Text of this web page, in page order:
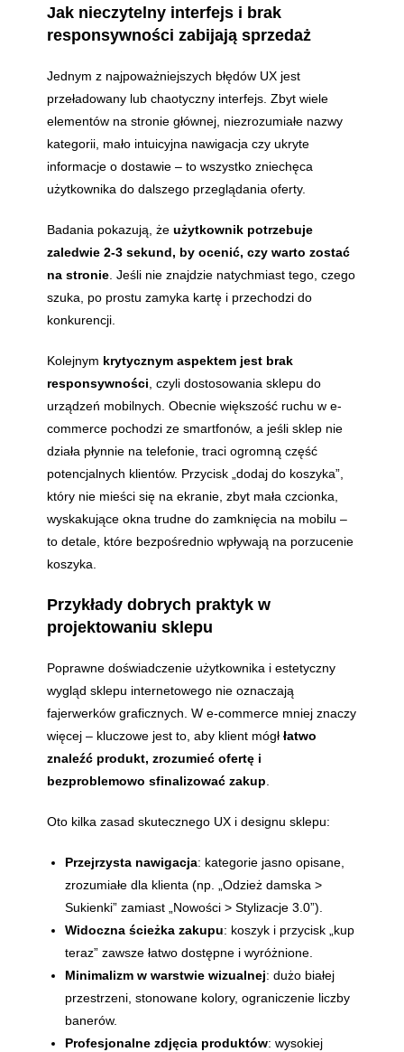
Jak nieczytelny interfejs i brak
responsywności zabijają sprzedaż
Jednym z najpoważniejszych błędów UX jest
przeładowany lub chaotyczny interfejs. Zbyt wiele
elementów na stronie głównej, niezrozumiałe nazwy
kategorii, mało intuicyjna nawigacja czy ukryte
informacje o dostawie – to wszystko zniechęca
użytkownika do dalszego przeglądania oferty.
Badania pokazują, żeużytkownik potrzebuje
zaledwie2-3 sekund, by ocenić, czy warto zostać
na stronie . Jeśli nie znajdzie natychmiast tego, czego
szuka, po prostu zamyka kartę i przechodzi do
konkurencji.
Kolejnym krytycznym aspektem jest brak
responsywności , czyli dostosowania sklepu do
urządzeń mobilnych. Obecnie większość ruchu w e-
commerce pochodzi ze smartfonów, a jeśli sklep nie
działa płynnie na telefonie, traci ogromną część
potencjalnych klientów. Przycisk „dodaj do koszyka”,
który nie mieści się na ekranie, zbyt mała czcionka,
wyskakujące okna trudne do zamknięcia na mobilu –
to detale, które bezpośrednio wpływają na porzucenie
koszyka.
Przykłady dobrych praktyk w
projektowaniu sklepu
Poprawne doświadczenie użytkownika i estetyczny
wygląd sklepu internetowego nie oznaczają
fajerwerków graficznych. W e-commerce mniej znaczy
więcej – kluczowe jest to, aby klient mógłłatwo
znaleźć produkt, zrozumieć ofertę i
bezproblemowo sfinalizować zakup
Oto kilka zasad skutecznego UX i designu sklepu:
Przejrzysta nawigacja: kategorie jasno opisane,
zrozumiałe dla klienta (np. „Odzież damska >
Sukienki” zamiast „Nowości > Stylizacje 3.0”).
Widoczna ścieżka zakupu: koszyk i przycisk „kup
teraz” zawsze łatwo dostępne i wyróżnione.
Minimalizm w warstwie wizualnej: dużo białej
przestrzeni, stonowane kolory, ograniczenie liczby
banerów.
Profesjonalne zdjęcia produktów: wysokiej